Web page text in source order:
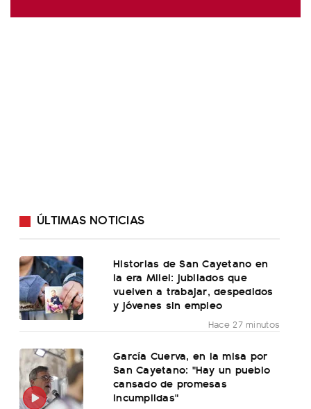
ÚLTIMAS NOTICIAS
Historias de San Cayetano en
la era Milei: jubilados que
vuelven a trabajar, despedidos
y jóvenes sin empleo
Hace 27 minutos
García Cuerva, en la misa por
San Cayetano: "Hay un pueblo
cansado de promesas
incumplidas"